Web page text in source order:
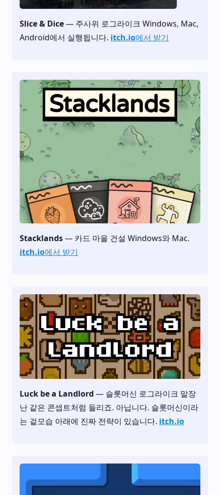
Slice & Dice— 주사위 로그라이크 Windows, Mac,
Android에서 실행됩니다. itch.io에서 받기
Stacklands— 카드 마을 건설 Windows와 Mac.
itch.io에서 받기
Luck be a Landlord — 슬롯머신 로그라이크 말장
난 같은 콘셉트처럼 들리죠. 아닙니다. 슬롯머신이라
는 겉모습 아래에 진짜 전략이 있습니다. itch.io